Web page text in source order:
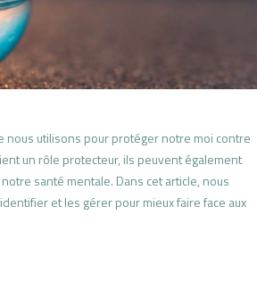
utilisons pour protéger notre moi contre
un rôle protecteur, ils peuvent également
santé mentale. Dans cet article, nous
et les gérer pour mieux faire face aux